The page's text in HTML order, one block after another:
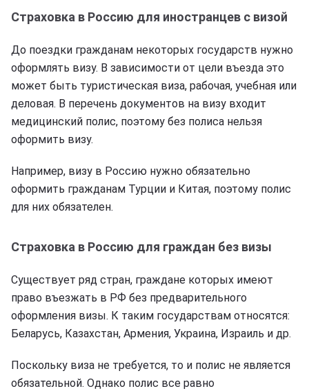
Страховка в Россию для иностранцев с визой
До поездки гражданам некоторых государств нужно
оформлять визу. В зависимости от цели въезда это
может быть туристическая виза, рабочая, учебная или
деловая. В перечень документов на визу входит
медицинский полис, поэтому без полиса нельзя
оформить визу.
Например, визу в Россию нужно обязательно
оформить гражданам Турции и Китая, поэтому полис
для них обязателен.
Страховка в Россию для граждан без визы
Существует ряд стран, граждане которых имеют
право въезжать в РФ без предварительного
оформления визы. К таким государствам относятся:
Беларусь, Казахстан, Армения, Украина, Израиль и др.
Поскольку виза не требуется, то и полис не является
обязательной. Однако полис все равно